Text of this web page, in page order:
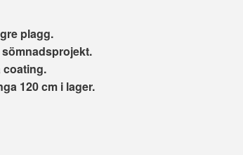
plagg.
coating.
120 cm i lager.